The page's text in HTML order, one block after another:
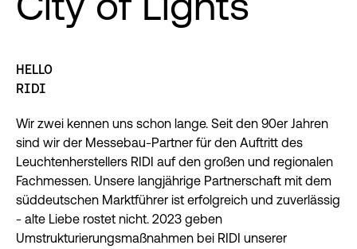
HELLO
RIDI
Wir zwei kennen uns schon lange. Seit den 90er Jahren
sind wir der Messebau-Partner für den Auftritt des
Leuchtenherstellers RIDI auf den großen und regionalen
Fachmessen. Unsere langjährige Partnerschaft mit dem
süddeutschen Marktführer ist erfolgreich und zuverlässig
- alte Liebe rostet nicht. 2023 geben
Umstrukturierungsmaßnahmen bei RIDI unserer